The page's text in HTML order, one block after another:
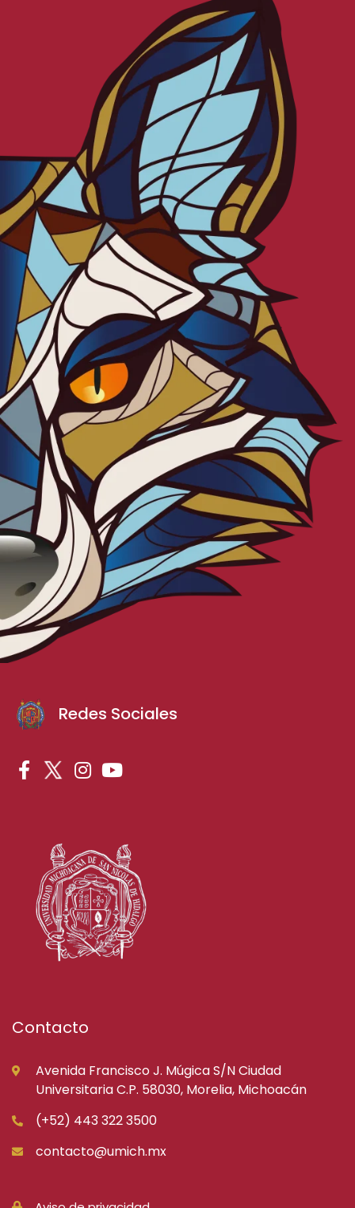
Redes Sociales
Contacto
Avenida Francisco J. Múgica S/N Ciudad
Universitaria C.P. 58030, Morelia, Michoacán
(+52) 443 322 3500
contacto@umich.mx